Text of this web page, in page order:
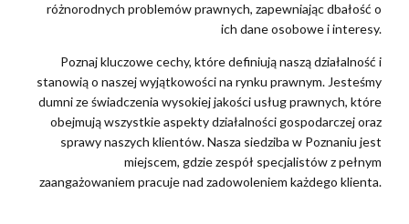
różnorodnych problemów prawnych, zapewniając dbałość o
ich dane osobowe i interesy.
Poznaj kluczowe cechy, które definiują naszą działalność i
stanowią o naszej wyjątkowości na rynku prawnym. Jesteśmy
dumni ze świadczenia wysokiej jakości usług prawnych, które
obejmują wszystkie aspekty działalności gospodarczej oraz
sprawy naszych klientów. Nasza siedziba w Poznaniu jest
miejscem, gdzie zespół specjalistów z pełnym
zaangażowaniem pracuje nad zadowoleniem każdego klienta.